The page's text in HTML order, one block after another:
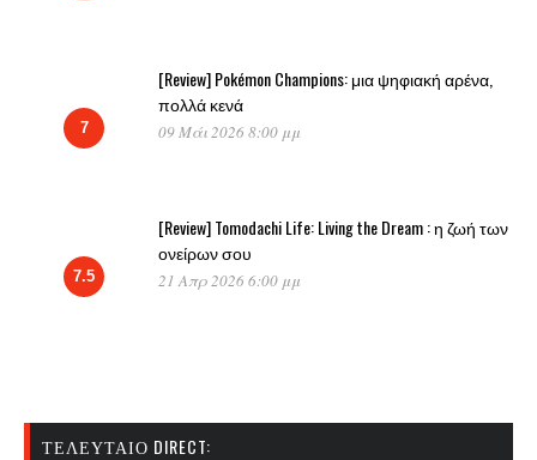
7
[Review] Pokémon Champions: μια ψηφιακή αρένα,
πολλά κενά
09 Μάι 2026 8:00 μμ
7.5
[Review] Tomodachi Life: Living the Dream : η ζωή των
ονείρων σου
21 Απρ 2026 6:00 μμ
ΤΕΛΕΥΤΑΊΟ DIRECT: